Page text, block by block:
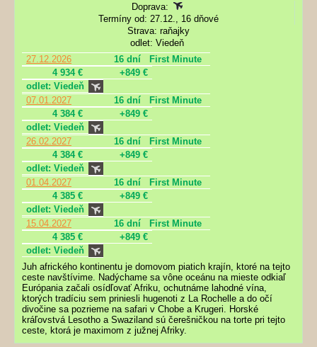
Doprava:
Termíny od: 27.12., 16 dňové
Strava: raňajky
odlet: Viedeň
27.12.2026
16 dní
First Minute
4 934 €
+849 €
odlet: Viedeň
07.01.2027
16 dní
First Minute
4 384 €
+849 €
odlet: Viedeň
26.02.2027
16 dní
First Minute
4 384 €
+849 €
odlet: Viedeň
01.04.2027
16 dní
First Minute
4 385 €
+849 €
odlet: Viedeň
15.04.2027
16 dní
First Minute
4 385 €
+849 €
odlet: Viedeň
Juh afrického kontinentu je domovom piatich krajín, ktoré na tejto
ceste navštívime. Nadýchame sa vône oceánu na mieste odkiaľ
Európania začali osídľovať Afriku, ochutnáme lahodné vína,
ktorých tradíciu sem priniesli hugenoti z La Rochelle a do očí
divočine sa pozrieme na safari v Chobe a Krugeri. Horské
kráľovstvá Lesotho a Swaziland sú čerešničkou na torte pri tejto
ceste, ktorá je maximom z južnej Afriky.